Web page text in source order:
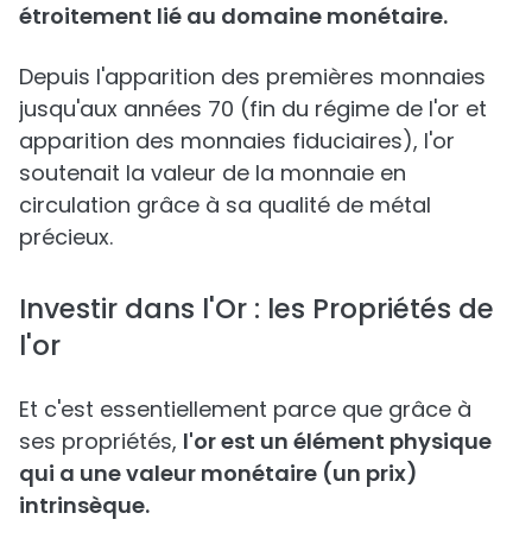
étroitement lié au domaine monétaire.
Depuis l'apparition des premières monnaies
jusqu'aux années 70 (fin du régime de l'or et
apparition des monnaies fiduciaires), l'or
soutenait la valeur de la monnaie en
circulation grâce à sa qualité de métal
précieux.
Investir dans l'Or : les Propriétés de
l'or
Et c'est essentiellement parce que grâce à
ses propriétés, l'or est un élément physique
qui a une valeur monétaire (un prix)
intrinsèque.